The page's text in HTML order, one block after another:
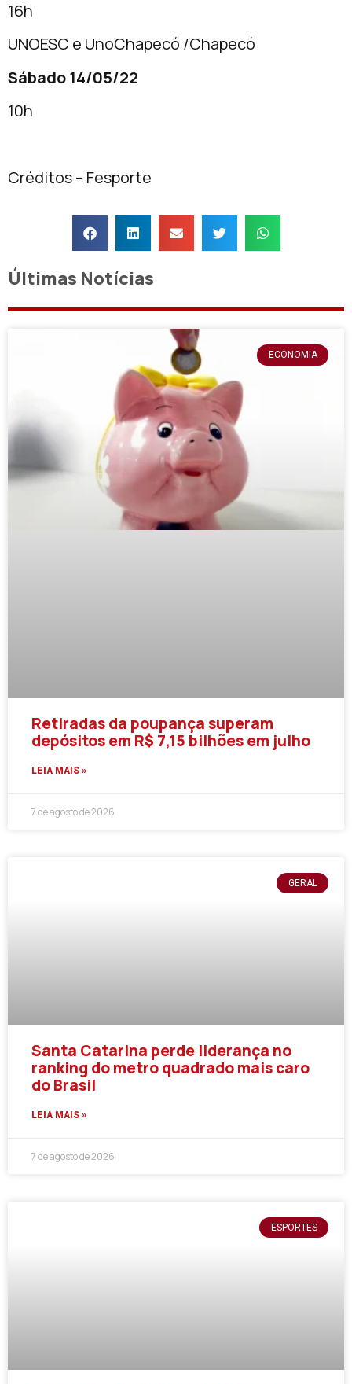
16h
UNOESC e UnoChapecó /Chapecó
Sábado 14/05/22
10h
Créditos – Fesporte
Últimas Notícias
ECONOMIA
Retiradas da poupança superam
depósitos em R$ 7,15 bilhões em julho
LEIA MAIS »
7 de agosto de 2026
GERAL
Santa Catarina perde liderança no
ranking do metro quadrado mais caro
do Brasil
LEIA MAIS »
7 de agosto de 2026
ESPORTES